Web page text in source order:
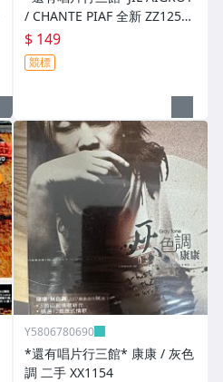
/ CHANTE PIAF 全新 ZZ12526
(競標)
$ 149
競標
Y5806780690
*還有唱片行三館* 康康 / 灰色
調 二手 XX1154